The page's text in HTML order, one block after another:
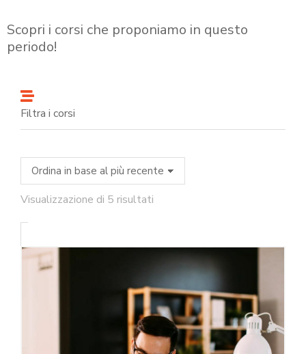
Scopri i corsi che proponiamo in questo
periodo!
Filtra i corsi
Visualizzazione di 5 risultati